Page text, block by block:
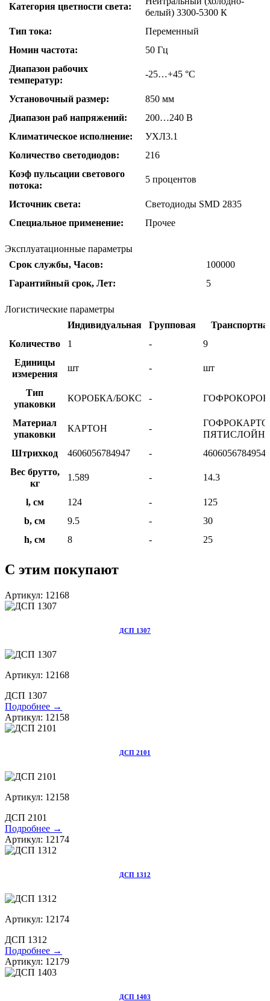
Категория цветности света:
белый) 3300-5300 К
Тип тока:
Переменный
Номин частота:
50 Гц
Диапазон рабочих
температур:
-25…+45 °C
Установочный размер:
850 мм
Диапазон раб напряжений:
200…240 В
Климатическое исполнение:
УХЛ3.1
Количество светодиодов:
216
Коэф пульсации светового
потока:
5 процентов
Источник света:
Светодиоды SMD 2835
Специальное применение:
Прочее
Эксплуатационные параметры
Срок службы, Часов:
100000
Гарантийный срок, Лет:
5
Логистические параметры
Индивидуальная
Групповая
Количество
1 -
9
Единицы
измерения
шт - шт
Тип
упаковки
КОРОБКА/БОКС - ГОФРОКОРОБ
Материал
упаковки
КАРТОН -
Штрихкод
4606056784947 -
4606056784954
Вес брутто,
кг
1.589 - 14.3
l, см 124 -
125
b, см
9.5 -
30
h, см
8 - 25
С этим покупают
Артикул: 12168
ДСП 1307
Артикул: 12168
ДСП 1307
Подробнее →
Артикул: 12158
ДСП 2101
Артикул: 12158
ДСП 2101
Подробнее →
Артикул: 12174
ДСП 1312
Артикул: 12174
ДСП 1312
Подробнее →
Артикул: 12179
ДСП 1403